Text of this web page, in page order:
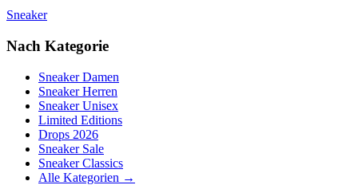
Sneaker
Nach Kategorie
Sneaker Damen
Sneaker Herren
Sneaker Unisex
Limited Editions
Drops 2026
Sneaker Sale
Sneaker Classics
Alle Kategorien →